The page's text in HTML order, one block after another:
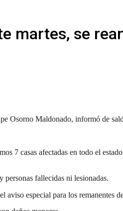
martes, se
Osorno Maldonado, informó de
7 casas afectadas en todo el
personas fallecidas ni lesionadas.
especial para los remanentes